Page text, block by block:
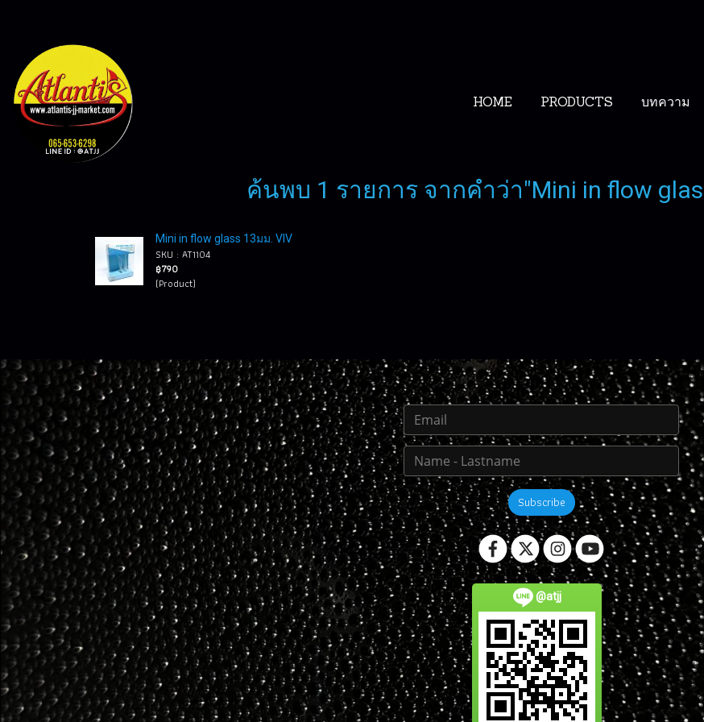
HOME PRODUCTS บทความ
ค้นพบ 1 รายการ จากคำว่า"Mini in flow
Mini in flow glass 13มม. VIV
SKU : AT1104
฿790
(Product)
Subscribe
@atjj